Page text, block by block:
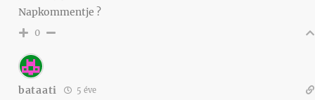
Napkommentje ?
0
bataati 5 éve